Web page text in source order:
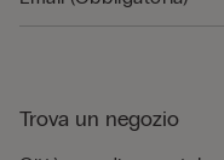
Trova un negozio